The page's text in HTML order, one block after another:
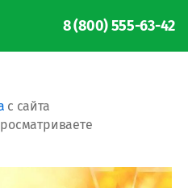
8 (800) 555-63-42
с сайта